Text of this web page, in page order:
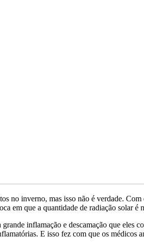
no inverno, mas isso não é verdade.
em que a quantidade de radiação solar é
inflamação e descamação que eles
E isso fez com que os médicos